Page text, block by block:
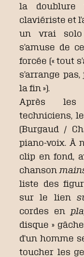
la doublure
claviériste et
un vrai solo
s’amuse de
forcée (« tout
s’arrange pas,
la fin »).
Après les
techniciens,
(Burgaud /
piano-voix. À
clip en fond,
chanson
liste des
sur le lien
cordes en
disque »
d’un homme
toucher les